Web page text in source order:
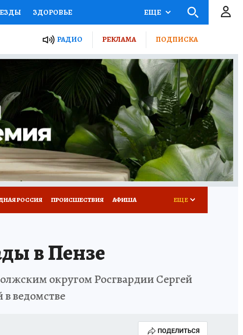
ЗДОРОВЬЕ
РОССИИ
СЕКРЕТЫ ПУТЕВОДИТЕЛЬ
ЖЕЛЕЗА ТУРИЗМ
ГИД ПОТРЕБИТЕЛЯ ВСЕ О КП
ЕЩЕ
РАДИО РЕКЛАМА ПОДПИСКА
РОССИЯ ПРОИСШЕСТВИЯ АФИША ЕЩЕ
в Пензе
округом Росгвардии Сергей
ведомстве
ПОДЕЛИТЬСЯ